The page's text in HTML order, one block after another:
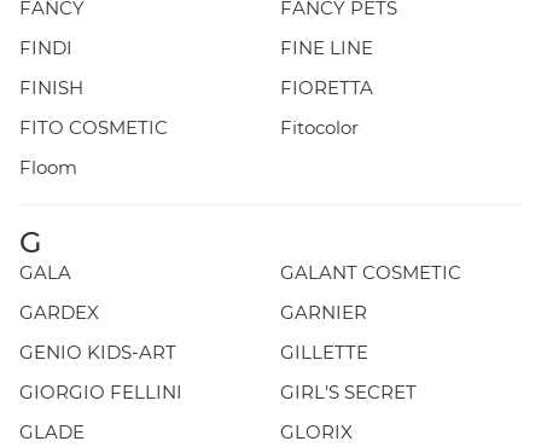
FANCY
FANCY PETS
FINDI
FINE LINE
FINISH
FIORETTA
FITO COSMETIC
Fitocolor
Floom
G
GALA
GALANT COSMETIC
GARDEX
GARNIER
GENIO KIDS-ART
GILLETTE
GIORGIO FELLINI
GIRL'S SECRET
GLADE
GLORIX